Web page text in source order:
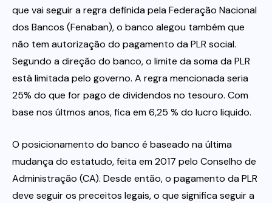
que vai seguir a regra definida pela Federação Nacional
dos Bancos (Fenaban), o banco alegou também que
não tem autorização do pagamento da PLR social.
Segundo a direção do banco, o limite da soma da PLR
está limitada pelo governo. A regra mencionada seria
25% do que for pago de dividendos no tesouro. Com
base nos últmos anos, fica em 6,25 % do lucro liquido.
O posicionamento do banco é baseado na última
mudança do estatudo, feita em 2017 pelo Conselho de
Administração (CA). Desde então, o pagamento da PLR
deve seguir os preceitos legais, o que significa seguir a